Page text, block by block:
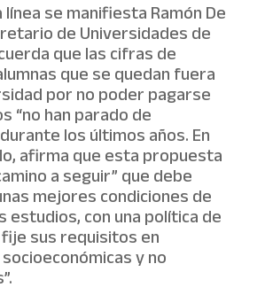
línea se manifiesta Ramón De
de Universidades de
que las cifras de
que se quedan fuera
por no poder pagarse
“no han parado de
los últimos años. En
afirma que esta propuesta
a seguir” que debe
mejores condiciones de
estudios, con una política de
fije sus requisitos en
y no